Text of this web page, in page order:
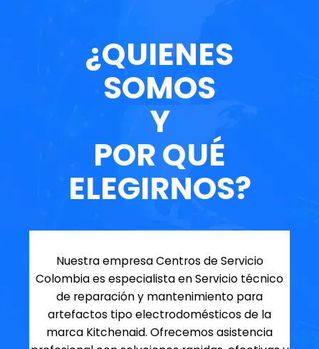
¿QUIENES
SOMOS
Y
POR QUÉ
ELEGIRNOS?
Nuestra empresa Centros de Servicio
Colombia es especialista en Servicio técnico
de reparación y mantenimiento para
artefactos tipo electrodomésticos de la
marca Kitchenaid. Ofrecemos asistencia